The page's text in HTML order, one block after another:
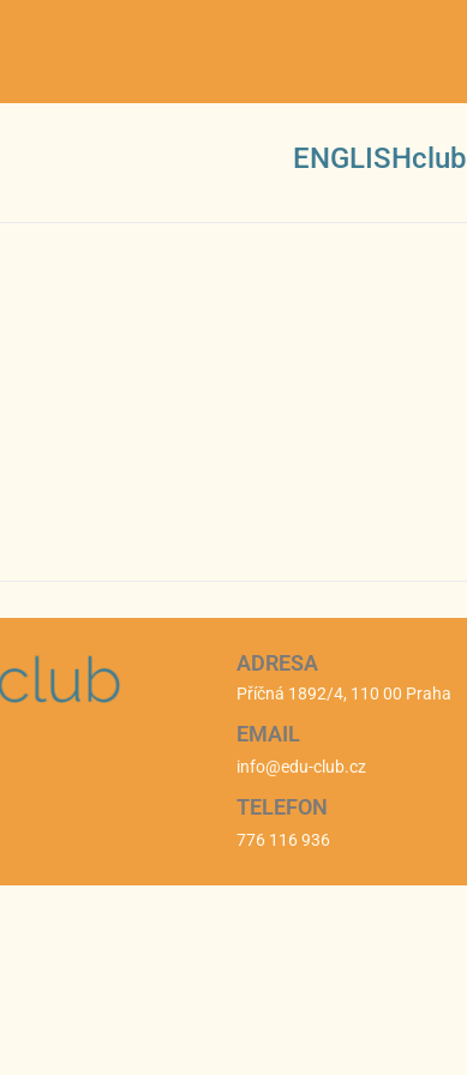
ENGLISHclub
ADRESA
Příčná 1892/4, 110 00 Praha
EMAIL
info@edu-club.cz
TELEFON
776 116 936